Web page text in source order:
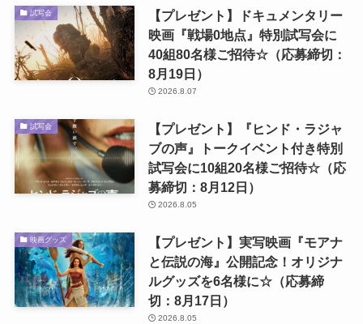
試写会
【プレゼント】ドキュメンタリー
映画『戦場0地点』特別試写会に
40組80名様ご招待☆（応募締切：
8月19日）
2026.8.07
試写会
【プレゼント】『ヒンド・ラジャ
ブの声』トークイベント付き特別
試写会に10組20名様ご招待☆（応
募締切：8月12日）
2026.8.05
映画グッズ
【プレゼント】実写映画『モアナ
と伝説の海』公開記念！オリジナ
ルグッズを6名様に☆（応募締
切：8月17日）
2026.8.05